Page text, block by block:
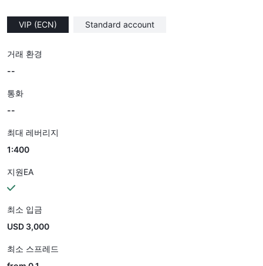
VIP (ECN) Standard account
거래 환경
--
통화
--
최대 레버리지
1:400
지원EA
최소 입금
USD 3,000
최소 스프레드